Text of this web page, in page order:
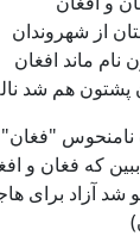
از شهروندان
نام ماند افغان
هم شد
"فغان"
که فغان و
شد آزاد براى